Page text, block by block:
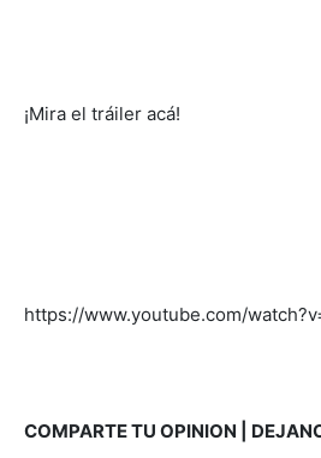
¡Mira el tráiler acá!
https://www.youtube.com/
COMPARTE TU OPINION |